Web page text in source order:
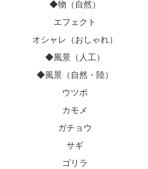
◆物（自然）
エフェクト
オシャレ（おしゃれ）
◆風景（人工）
◆風景（自然・陸）
ウツボ
カモメ
ガチョウ
サギ
ゴリラ